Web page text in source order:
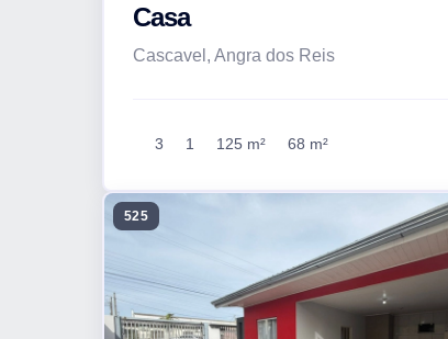
Casa
Cascavel, Angra dos Reis
3 1 125 m² 68 m²
525